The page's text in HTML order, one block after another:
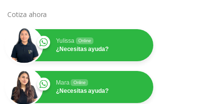
Cotiza ahora
Yulissa Online
¿Necesitas ayuda?
Mara Online
¿Necesitas ayuda?